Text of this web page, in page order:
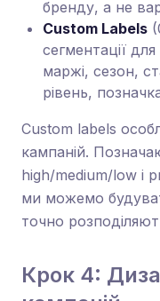
бренду, а не
Custom Labels
сегментації
маржі, сезон,
рівень,
Custom labels
кампаній.
high/medium/low і
ми можемо
точно
Крок 4: